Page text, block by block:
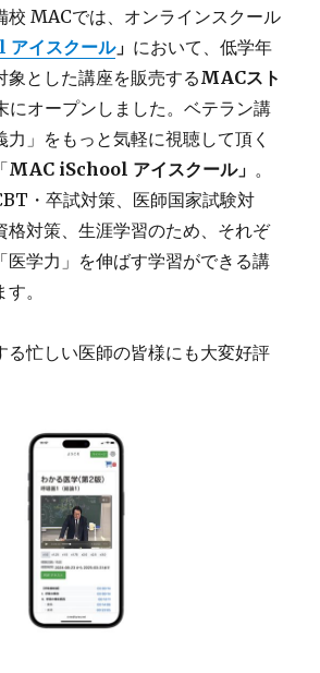
校 MACでは、オンラインスクール
イスクール」 において、低学年
象とした講座を販売するMACスト
にオープンしました。ベテラン講
力」をもっと気軽に視聴して頂く
MAC iSchool アイスクール」 。
・卒試対策、医師国家試験対
格対策、生涯学習のため、それぞ
医学力」を伸ばす学習ができる講
。
る忙しい医師の皆様にも大変好評